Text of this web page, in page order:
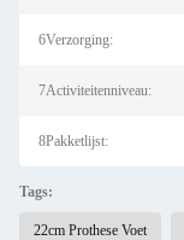
6Verzorging:
7Activiteitenniveau:
8Pakketlijst:
Tags:
22cm Prothese Voet